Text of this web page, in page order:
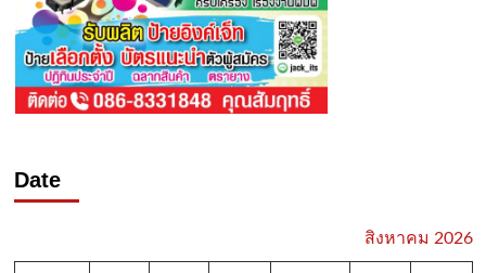
Date
สิงหาคม 2026